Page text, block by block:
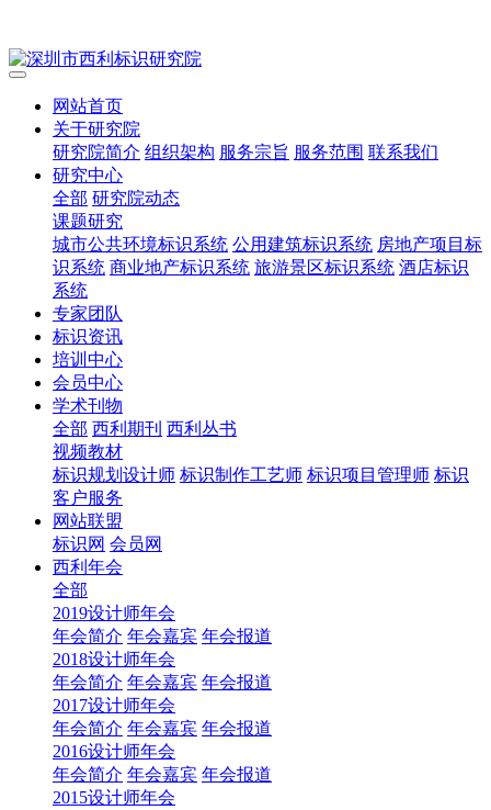
网站首页
关于研究院
研究院简介 组织架构 服务宗旨 服务范围 联系我们
研究中心
全部 研究院动态
课题研究
城市公共环境标识系统 公用建筑标识系统 房地产项目标
识系统 商业地产标识系统 旅游景区标识系统 酒店标识
系统
专家团队
标识资讯
培训中心
会员中心
学术刊物
全部 西利期刊 西利丛书
视频教材
标识规划设计师 标识制作工艺师 标识项目管理师 标识
客户服务
网站联盟
标识网 会员网
西利年会
全部
2019设计师年会
年会简介 年会嘉宾 年会报道
2018设计师年会
年会简介 年会嘉宾 年会报道
2017设计师年会
年会简介 年会嘉宾 年会报道
2016设计师年会
年会简介 年会嘉宾 年会报道
2015设计师年会